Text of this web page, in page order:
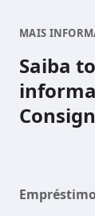
MAIS
Saiba